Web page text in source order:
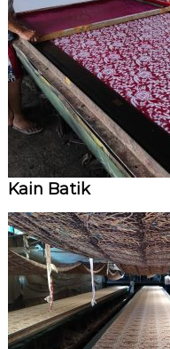
Kain Batik